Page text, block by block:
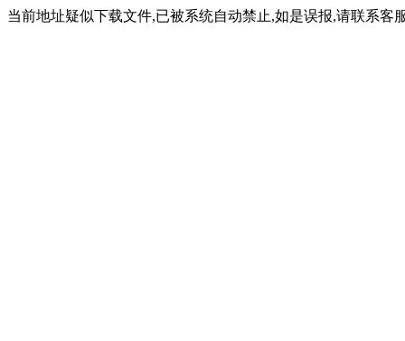
当前地址疑似下载文件,已被系统自动禁止,如是误报,请联系客